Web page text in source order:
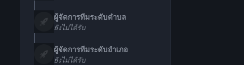
ผู้จัดการทีมระดับตำบล
ยังไม่ได้รับ
ผู้จัดการทีมระดับอำเภอ
ยังไม่ได้รับ